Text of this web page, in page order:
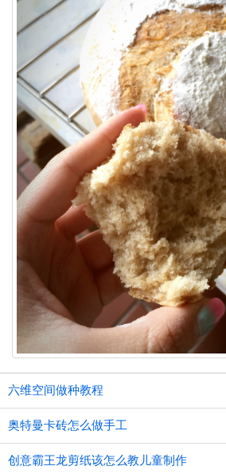
六维空间做种教程
奥特曼卡砖怎么做手工
创意霸王龙剪纸该怎么教儿童制作